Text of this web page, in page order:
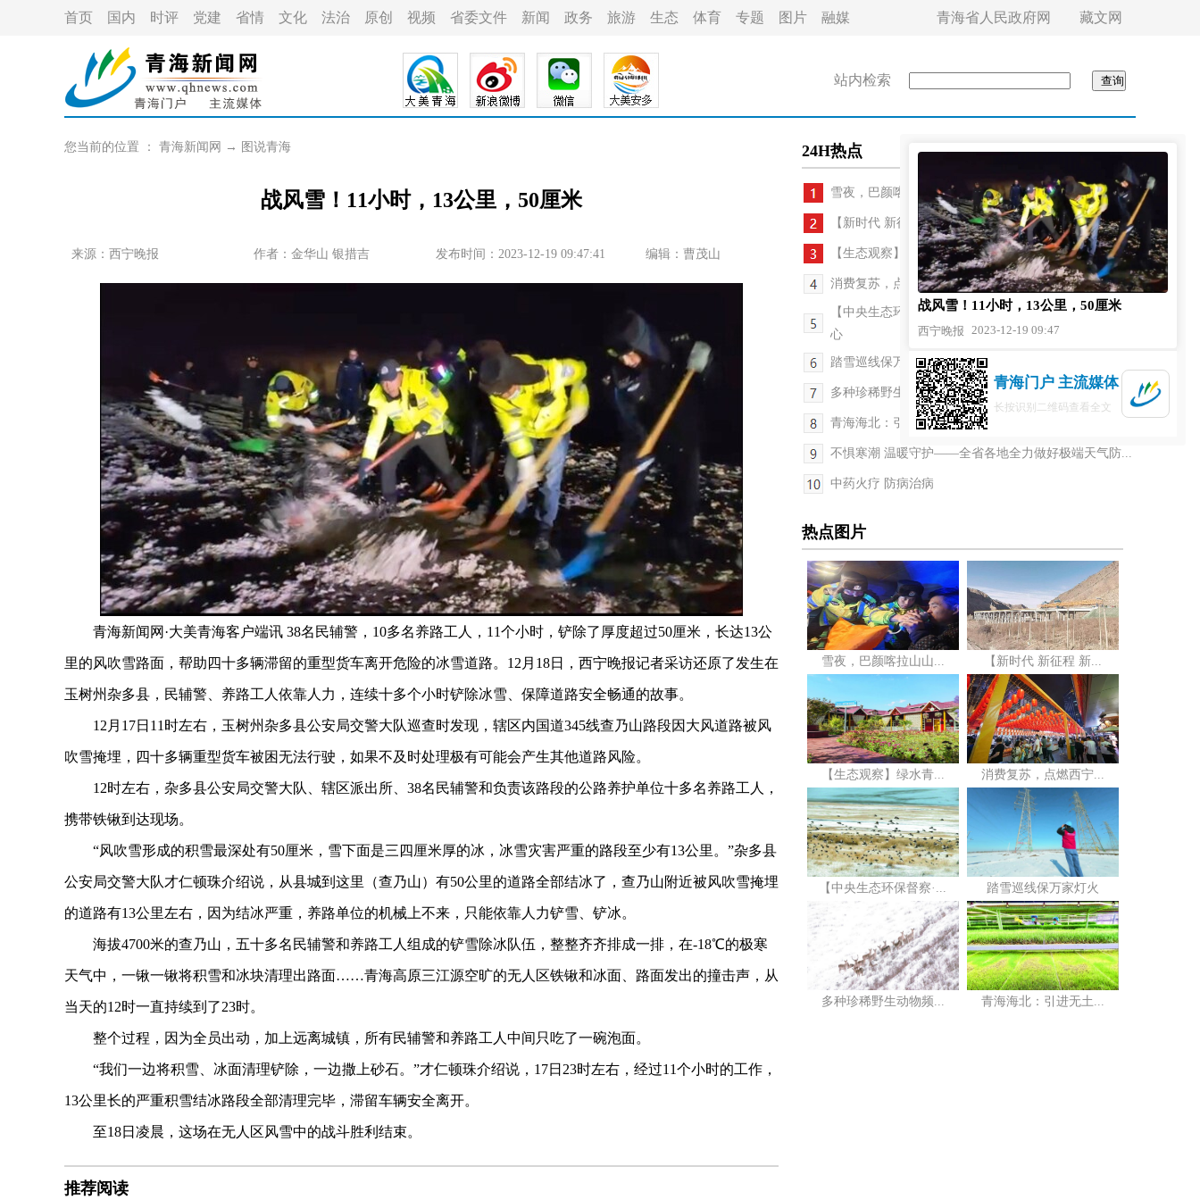
首页 国内 时评 党建 省情 文化 法治 原创 视频 省委文件 新闻 政务 旅游 生态 体育 专题 图片 融媒 青海省人民政府网 藏文网
站内检索
您当前的位置 ： 青海新闻网 → 图说青海
战风雪！11小时，13公里，50厘米
来源：西宁晚报 作者： 金华山 银措吉 发布时间：2023-12-19 09:47:41 编辑：曹茂山
青海新闻网·大美青海客户端讯 38名民辅警，10多名养路工人，11个小时，铲除了厚度超过50厘米，长达13公
里的风吹雪路面，帮助四十多辆滞留的重型货车离开危险的冰雪道路。12月18日，西宁晚报记者采访还原了发生在
玉树州杂多县，民辅警、养路工人依靠人力，连续十多个小时铲除冰雪、保障道路安全畅通的故事。
12月17日11时左右，玉树州杂多县公安局交警大队巡查时发现，辖区内国道345线查乃山路段因大风道路被风
吹雪掩埋，四十多辆重型货车被困无法行驶，如果不及时处理极有可能会产生其他道路风险。
12时左右，杂多县公安局交警大队、辖区派出所、38名民辅警和负责该路段的公路养护单位十多名养路工人，
携带铁锹到达现场。
“风吹雪形成的积雪最深处有50厘米，雪下面是三四厘米厚的冰，冰雪灾害严重的路段至少有13公里。”杂多县
公安局交警大队才仁顿珠介绍说，从县城到这里（查乃山）有50公里的道路全部结冰了，查乃山附近被风吹雪掩埋
的道路有13公里左右，因为结冰严重，养路单位的机械上不来，只能依靠人力铲雪、铲冰。
海拔4700米的查乃山，五十多名民辅警和养路工人组成的铲雪除冰队伍，整整齐齐排成一排，在-18℃的极寒
天气中，一锹一锹将积雪和冰块清理出路面……青海高原三江源空旷的无人区铁锹和冰面、路面发出的撞击声，从
当天的12时一直持续到了23时。
整个过程，因为全员出动，加上远离城镇，所有民辅警和养路工人中间只吃了一碗泡面。
“我们一边将积雪、冰面清理铲除，一边撒上砂石。”才仁顿珠介绍说，17日23时左右，经过11个小时的工作，
13公里长的严重积雪结冰路段全部清理完毕，滞留车辆安全离开。
至18日凌晨，这场在无人区风雪中的战斗胜利结束。
推荐阅读
24H热点
雪夜，巴颜喀拉山山顶的一场救援
【新时代 新征程 新伟业】全省重大交通项目建设捷...
【生态观察】绿水青山提“颜值” 生态产业增“价值...
消费复苏，点燃西宁城市活力
【中央生态环保督察·民声热线】生态画卷美 环保映人
心
踏雪巡线保万家灯火
多种珍稀野生动物频频“亮相”都兰
青海海北：引进无土饲草培植 助力乡村产业振兴
不惧寒潮 温暖守护——全省各地全力做好极端天气防...
中药火疗 防病治病
热点图片
雪夜，巴颜喀拉山山... 【新时代 新征程 新...
【生态观察】绿水青... 消费复苏，点燃西宁...
【中央生态环保督察·... 踏雪巡线保万家灯火
多种珍稀野生动物频... 青海海北：引进无土...
战风雪！11小时，13公里，50厘米
西宁晚报 2023-12-19 09:47
青海门户 主流媒体
长按识别二维码查看全文